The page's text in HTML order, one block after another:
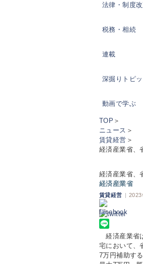
法律・制度
税務・相続
連載
深掘りトピ
動画で学ぶ
TOP ＞
ニュース ＞
賃貸経営 ＞
経済産業省、
経済産業省、
経済産業省
賃貸経営 | 2023
経済産業省
宅において、
7万円補助す